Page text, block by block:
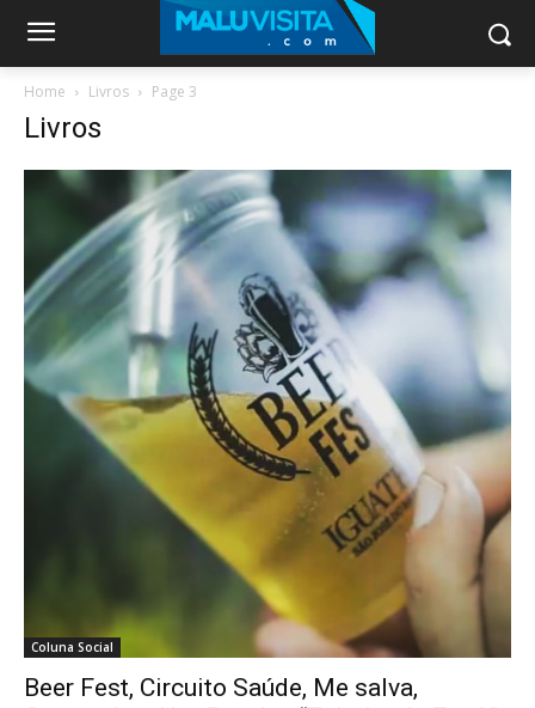
Home Livros Page 3
Livros
Coluna Social
Beer Fest, Circuito Saúde, Me salva,